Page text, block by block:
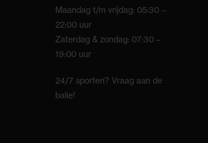
Maandag t/m vrijdag: 05:30 –
22:00 uur
Zaterdag & zondag: 07:30 –
19:00 uur
24/7 sporten? Vraag aan de
balie!